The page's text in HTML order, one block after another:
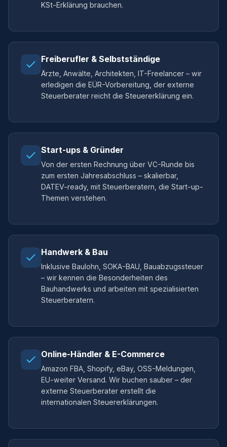
KSt-Erklärung brauchen.
Freiberufler & Selbstständige
Ärzte, Anwälte, Architekten, IT-Freelancer – wir
erledigen die EÜR-Vorbereitung, der externe
Steuerberater reicht die Steuererklärung ein.
Start-ups & Gründer
Von der ersten Rechnung über VC-Runde bis
zum ersten Jahresabschluss – skalierbar,
DATEV-ready, mit Steuerberatern, die Start-up-
Themen verstehen.
Handwerk & Bau
Inklusive Baulohn, SOKA-BAU, Bauabzugssteuer
– wir kennen die Besonderheiten des
Bauhandwerks und arbeiten mit spezialisierten
Steuerberatern.
Online-Händler & E-Commerce
Amazon FBA, Shopify, eBay, OSS-Meldungen,
EU-weiter Versand. Wir buchen sauber – der
externe Steuerberater erstellt die
internationalen Steuererklärungen.